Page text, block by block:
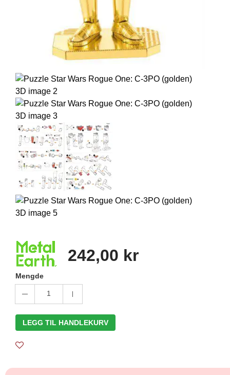
242,00 kr
Mengde
1
LEGG TIL HANDLEKURV